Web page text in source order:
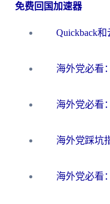
免费回国加速器